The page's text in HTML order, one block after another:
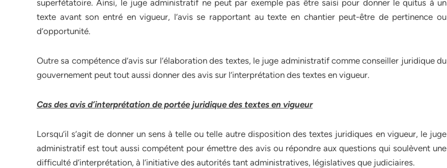
superfétatoire. Ainsi, le juge administratif ne peut par exemple pas être saisi pour donner le quitus à un
texte avant son entré en vigueur, l’avis se rapportant au texte en chantier peut-être de pertinence ou
d’opportunité.
Outre sa compétence d’avis sur l’élaboration des textes, le juge administratif comme conseiller juridique du
gouvernement peut tout aussi donner des avis sur l’interprétation des textes en vigueur.
Cas des avis d’interprétation de portée juridique des textes en vigueur
Lorsqu’il s’agit de donner un sens à telle ou telle autre disposition des textes juridiques en vigueur, le juge
administratif est tout aussi compétent pour émettre des avis ou répondre aux questions qui soulèvent une
difficulté d’interprétation, à l’initiative des autorités tant administratives, législatives que judiciaires.